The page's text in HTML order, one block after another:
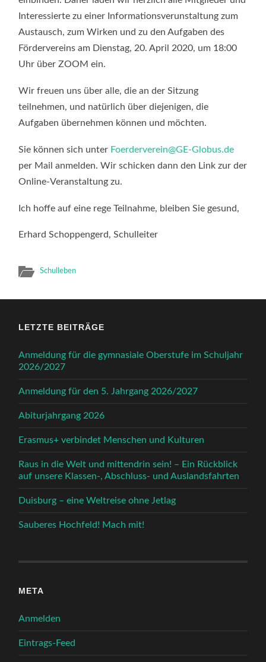
20.
APRIL
2021
UM
UHR
Interessierte zu einer Informationsverunstaltung zum
Austausch, zum Wirken und zu den Aufgaben des
Fördervereins am Dienstag, 20. April 2020, um 18:00
Uhr über ZOOM ein.
Wir freuen uns über alle, die an der Sitzung
teilnehmen, und natürlich über diejenigen, die
Aufgaben übernehmen können und möchten.
Sie können sich unter Foerderverein@GE-Globus.de
per Mail anmelden. Wir schicken dann den Link zur der
Online-Veranstaltung zu.
Ich hoffe auf eine rege Teilnahme, bleiben Sie gesund,
Erhard Schoppengerd, Schulleiter
Schulleben
LETZTE BEITRÄGE
Anmeldung für die gymnasiale Oberstufe im Schuljahr
2026/2027
Anmeldung für den 5. Jahrgang 2026/2027
Abiturjahrgang 2026
Erasmus+ verbindet Menschen und Kulturen
Raus in die Welt und mittendrin sein! – Ein Rückblick
auf unsere Klassen-, Abschluss- und Auslandsfahrten
Duisburg – eine Weltreise ohne Jetlag
Sauberes Hochfeld! Mach mit!
META
Anmelden
Eintrags-Feed